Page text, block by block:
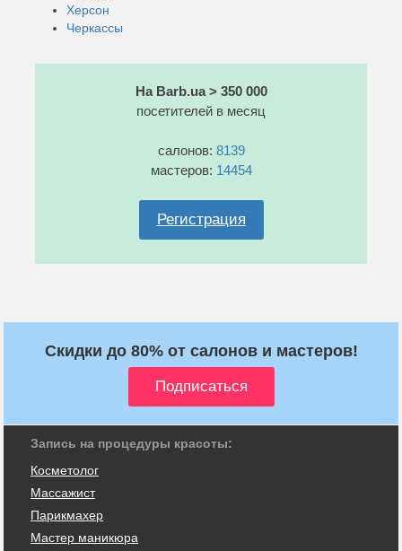
Херсон
Черкассы
На Barb.ua > 350 000
посетителей в месяц
салонов: 8139
мастеров: 14454
Регистрация
Скидки до 80% от салонов и мастеров!
Запись на процедуры красоты:
Косметолог
Массажист
Парикмахер
Мастер маникюра